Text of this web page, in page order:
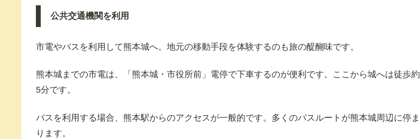
公共交通機関を利用
市電やバスを利用して熊本城へ。地元の移動手段を体験するのも旅の醍醐味です。
熊本城までの市電は、「熊本城・市役所前」電停で下車するのが便利です。ここから城へは徒歩約
5分です。
バスを利用する場合、熊本駅からのアクセスが一般的です。多くのバスルートが熊本城周辺に停ま
ります。